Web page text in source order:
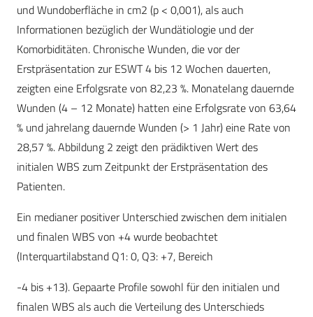
und Wundoberfläche in cm2 (p < 0,001), als auch
Informationen bezüglich der Wundätiologie und der
Komorbiditäten. Chronische Wunden, die vor der
Erstpräsentation zur ESWT 4 bis 12 Wochen dauerten,
zeigten eine Erfolgsrate von 82,23 %. Monatelang dauernde
Wunden (4 – 12 Monate) hatten eine Erfolgsrate von 63,64
% und jahrelang dauernde Wunden (> 1 Jahr) eine Rate von
28,57 %. Abbildung 2 zeigt den prädiktiven Wert des
initialen WBS zum Zeitpunkt der Erstpräsentation des
Patienten.
Ein medianer positiver Unterschied zwischen dem initialen
und finalen WBS von +4 wurde beobachtet
(Interquartilabstand Q1: 0, Q3: +7, Bereich
-4 bis +13). Gepaarte Profile sowohl für den initialen und
finalen WBS als auch die Verteilung des Unterschieds